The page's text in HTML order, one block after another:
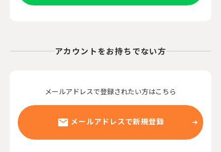
アカウントをお持ちでない方
メールアドレスで登録されたい方はこちら
メールアドレスで新規登録